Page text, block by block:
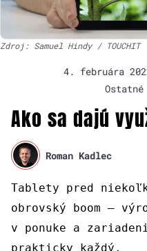
Zdroj: Samuel Hindy / TOUCHIT
4. februára
Ostatné
Ako sa dajú
Roman Kadlec
Tablety pred
obrovský boom –
v ponuke a
prakticky každý.